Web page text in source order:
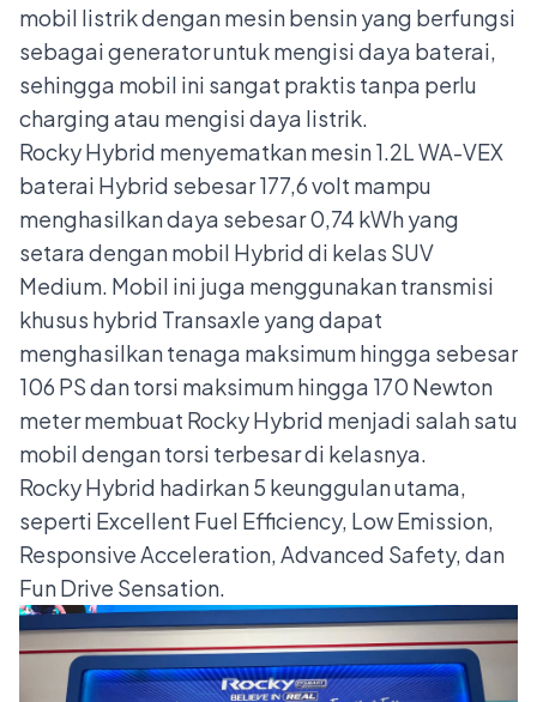
mobil listrik dengan mesin bensin yang berfungsi
sebagai generator untuk mengisi daya baterai,
sehingga mobil ini sangat praktis tanpa perlu
charging atau mengisi daya listrik.
Rocky Hybrid menyematkan mesin 1.2L WA-VEX
baterai Hybrid sebesar 177,6 volt mampu
menghasilkan daya sebesar 0,74 kWh yang
setara dengan mobil Hybrid di kelas SUV
Medium. Mobil ini juga menggunakan transmisi
khusus hybrid Transaxle yang dapat
menghasilkan tenaga maksimum hingga sebesar
106 PS dan torsi maksimum hingga 170 Newton
meter membuat Rocky Hybrid menjadi salah satu
mobil dengan torsi terbesar di kelasnya.
Rocky Hybrid hadirkan 5 keunggulan utama,
seperti Excellent Fuel Efficiency, Low Emission,
Responsive Acceleration, Advanced Safety, dan
Fun Drive Sensation.